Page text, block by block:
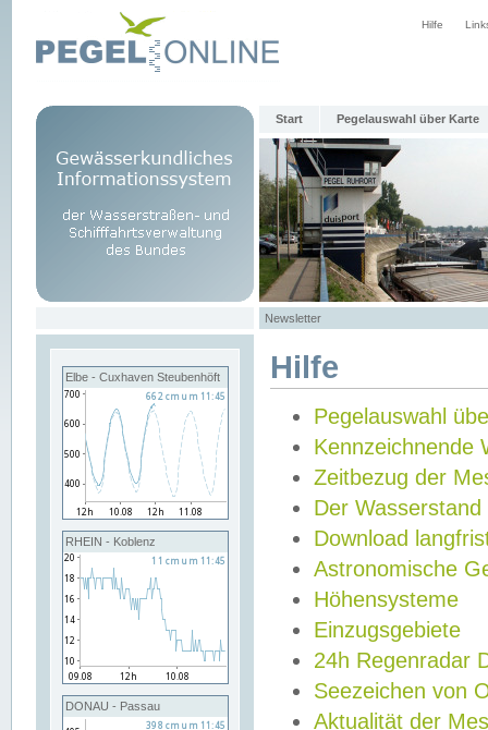
Hilfe
Start Pegelauswahl über Karte
Newsletter
Elbe - Cuxhaven Steubenhöft
RHEIN - Koblenz
DONAU - Passau
Hilfe
Pegelauswahl
Kennzeichnende
Zeitbezug der
Der Wasserstand
Download
Astronomische
Höhensysteme
Einzugsgebiete
24h Regenradar
Seezeichen von
Aktualität der